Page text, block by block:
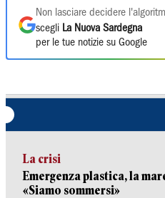
Non lasciare decidere
scegli La Nuova Sardegna
per le tue notizie su Google
La crisi
Emergenza plastica, la
«Siamo sommersi»